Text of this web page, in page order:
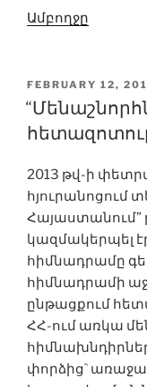
Ամբողջը
POSTED
ON
FEBRUARY 12,
2013 թվ-ի
հյուրանոցում
Հայաստանում”
կազմակերպել
հիմնադրամը
հիմնադրամի
ընթացքում
ՀՀ-ում առկա
փորձից`